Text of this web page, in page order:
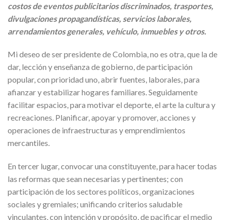
costos de eventos publicitarios discriminados, trasportes,
divulgaciones propagandísticas, servicios laborales,
arrendamientos generales, vehículo, inmuebles y otros.
Mi deseo de ser presidente de Colombia, no es otra, que la de
dar, lección y enseñanza de gobierno, de participación
popular, con prioridad uno, abrir fuentes, laborales, para
afianzar y estabilizar hogares familiares. Seguidamente
facilitar espacios, para motivar el deporte, el arte la cultura y
recreaciones. Planificar, apoyar y promover, acciones y
operaciones de infraestructuras y emprendimientos
mercantiles.
En tercer lugar, convocar una constituyente, para hacer todas
las reformas que sean necesarias y pertinentes; con
participación de los sectores políticos, organizaciones
sociales y gremiales; unificando criterios saludable
vinculantes, con intención y propósito, de pacificar el medio